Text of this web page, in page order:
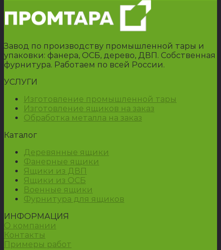
Завод по производству промышленной тары и
упаковки: фанера, ОСБ, дерево, ДВП. Собственная
фурнитура. Работаем по всей России.
УСЛУГИ
Изготовление промышленной тары
Изготовление ящиков на заказ
Обработка металла на заказ
Каталог
Деревянные ящики
Фанерные ящики
Ящики из ДВП
Ящики из ОСБ
Военные ящики
Фурнитура для ящиков
ИНФОРМАЦИЯ
О компании
Контакты
Примеры работ